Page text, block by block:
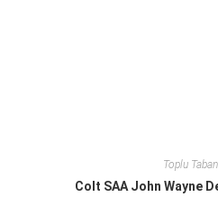
Toplu
Colt SAA John Wayne